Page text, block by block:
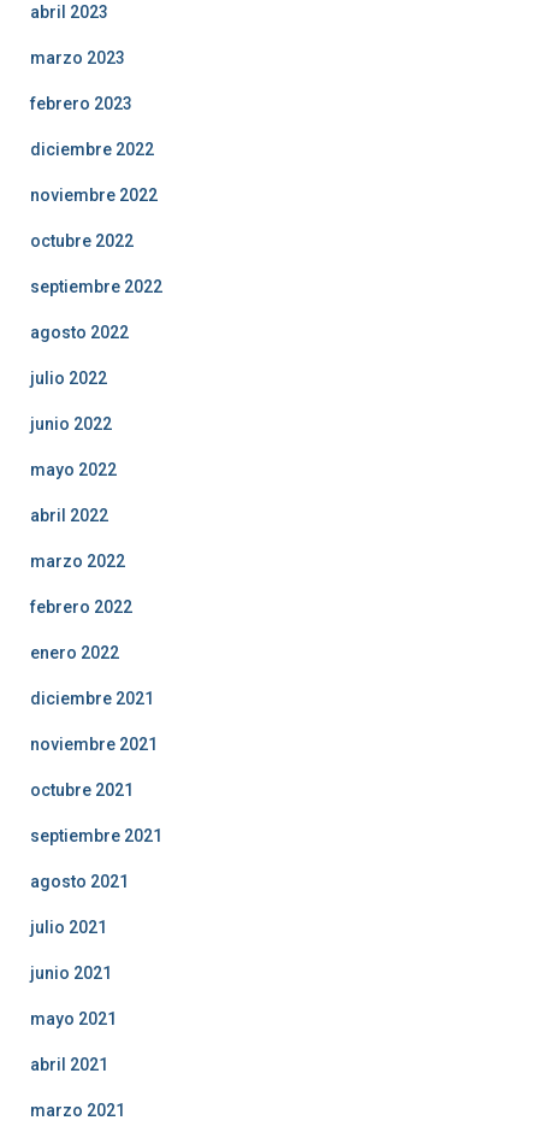
abril 2023
marzo 2023
febrero 2023
diciembre 2022
noviembre 2022
octubre 2022
septiembre 2022
agosto 2022
julio 2022
junio 2022
mayo 2022
abril 2022
marzo 2022
febrero 2022
enero 2022
diciembre 2021
noviembre 2021
octubre 2021
septiembre 2021
agosto 2021
julio 2021
junio 2021
mayo 2021
abril 2021
marzo 2021